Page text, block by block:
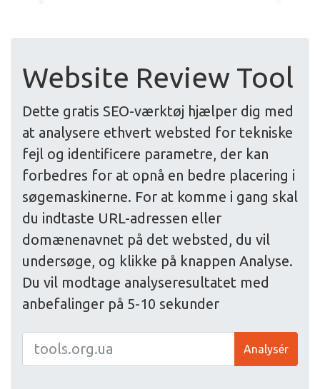
Website Review Tool
Dette gratis SEO-værktøj hjælper dig med
at analysere ethvert websted for tekniske
fejl og identificere parametre, der kan
forbedres for at opnå en bedre placering i
søgemaskinerne. For at komme i gang skal
du indtaste URL-adressen eller
domænenavnet på det websted, du vil
undersøge, og klikke på knappen Analyse.
Du vil modtage analyseresultatet med
anbefalinger på 5-10 sekunder
Analysér